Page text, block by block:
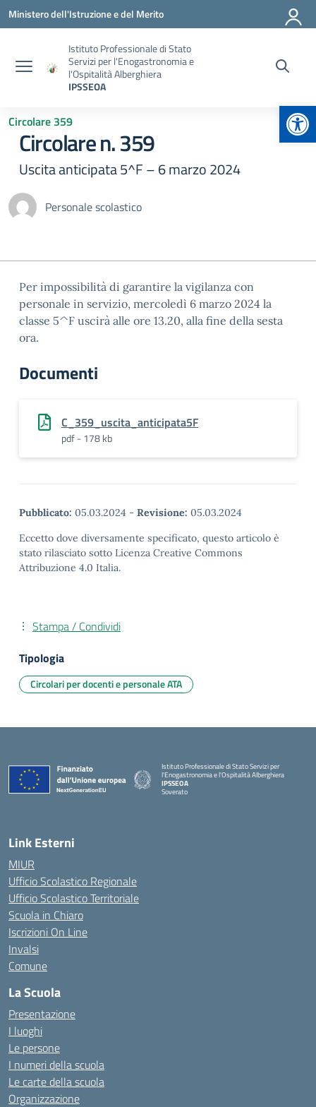
Vai ai contenuti
Vai al menu di navigazione
Vai al footer
Ministero dell'Istruzione e del Merito
Istituto Professionale di Stato
Servizi per l'Enogastronomia e
l'Ospitalità Alberghiera
IPSSEOA
Circolare 359
Circolare n. 359
Uscita anticipata 5^F – 6 marzo 2024
Personale scolastico
Per impossibilità di garantire la vigilanza con
personale in servizio, mercoledì 6 marzo 2024 la
classe 5^F uscirà alle ore 13.20, alla fine della sesta
ora.
Documenti
C_359_uscita_anticipata5F
pdf - 178 kb
Pubblicato: 05.03.2024 - Revisione: 05.03.2024
Eccetto dove diversamente specificato, questo articolo è
stato rilasciato sotto Licenza Creative Commons
Attribuzione 4.0 Italia.
Stampa / Condividi
Tipologia
Circolari per docenti e personale ATA
Istituto Professionale di Stato Servizi per
l'Enogastronomia e l'Ospitalità Alberghiera
IPSSEOA
Soverato
Link Esterni
MIUR
Ufficio Scolastico Regionale
Ufficio Scolastico Territoriale
Scuola in Chiaro
Iscrizioni On Line
Invalsi
Comune
La Scuola
Presentazione
I luoghi
Le persone
I numeri della scuola
Le carte della scuola
Organizzazione